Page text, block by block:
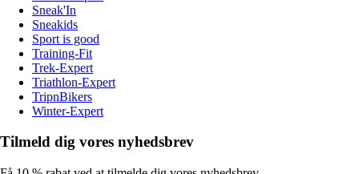
Sneak'In
Sneakids
Sport is good
Training-Fit
Trek-Expert
Triathlon-Expert
TripnBikers
Winter-Expert
Tilmeld dig vores nyhedsbrev